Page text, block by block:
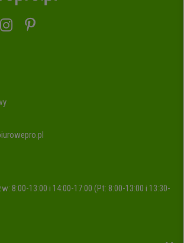
8:00-13:00 i 14:00-17:00 (Pt: 8:00-13:00 i 13:30-